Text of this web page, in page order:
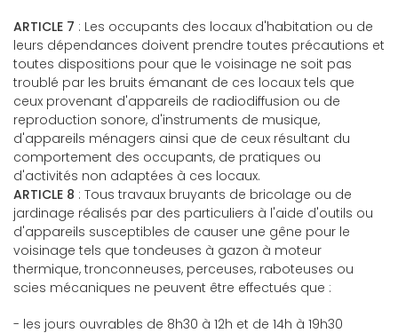
ARTICLE 7 : Les occupants des locaux d'habitation ou de
leurs dépendances doivent prendre toutes précautions et
toutes dispositions pour que le voisinage ne soit pas
troublé par les bruits émanant de ces locaux tels que
ceux provenant d'appareils de radiodiffusion ou de
reproduction sonore, d'instruments de musique,
d'appareils ménagers ainsi que de ceux résultant du
comportement des occupants, de pratiques ou
d'activités non adaptées à ces locaux.
ARTICLE 8 : Tous travaux bruyants de bricolage ou de
jardinage réalisés par des particuliers à l'aide d'outils ou
d'appareils susceptibles de causer une gêne pour le
voisinage tels que tondeuses à gazon à moteur
thermique, tronconneuses, perceuses, raboteuses ou
scies mécaniques ne peuvent être effectués que :
- les jours ouvrables de 8h30 à 12h et de 14h à 19h30